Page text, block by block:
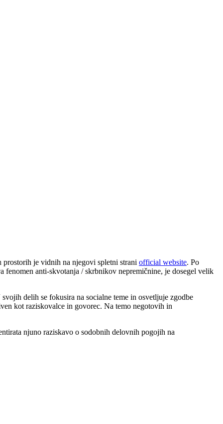
je vidnih na njegovi spletni strani official website. Po
fenomen anti-skvotanja / skrbnikov nepremičnine, je dosegel velik
delih se fokusira na socialne teme in osvetljuje zgodbe
kot raziskovalce in govorec. Na temo negotovih in
njuno raziskavo o sodobnih delovnih pogojih na